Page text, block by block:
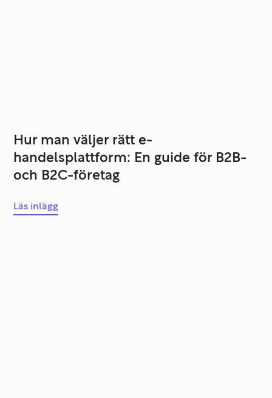
Hur man väljer rätt e-
handelsplattform: En guide för B2B-
och B2C-företag
Läs inlägg